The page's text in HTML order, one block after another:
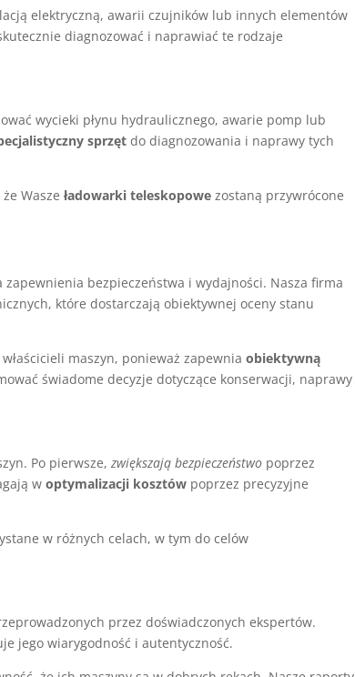
elektryczną, awarii czujników lub innych elementów
diagnozować i naprawiać te rodzaje
wycieki płynu hydraulicznego, awarie pomp lub
sprzęt do diagnozowania i naprawy tych
że Waszeładowarki teleskopowe zostaną przywrócone
bezpieczeństwa i wydajności. Nasza firma
które dostarczają obiektywnej oceny stanu
maszyn, ponieważ zapewniaobiektywną
świadome decyzje dotyczące konserwacji, naprawy
Po pierwsze,zwiększają bezpieczeństwo poprzez
woptymalizacji kosztów poprzez precyzyjne
w różnych celach, w tym do celów
przez doświadczonych ekspertów.
jego wiarygodność i autentyczność.